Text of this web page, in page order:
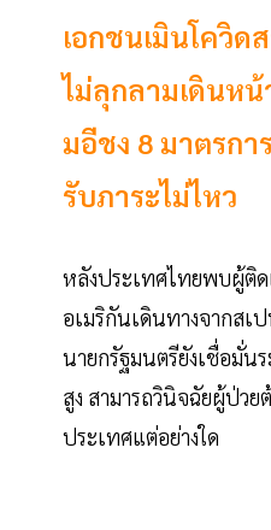
เอกชนเมินโควิ
ไม่ลุกลามเดินห
มอีชง 8 มาตรก
รับภาระไม่ไหว
หลังประเทศไทยพบผู้ติ
อเมริกันเดินทางจากสเ
นายกรัฐมนตรียังเชื่อมั่น
สูง สามารถวินิจฉัยผู้ป่วย
ประเทศแต่อย่างใด